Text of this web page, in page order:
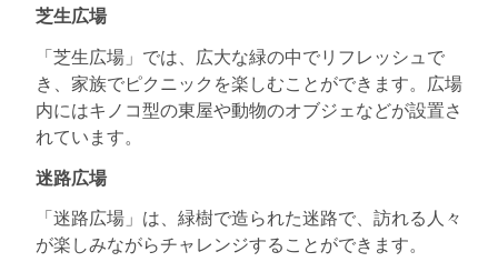
芝生広場
「芝生広場」では、広大な緑の中でリフレッシュで
き、家族でピクニックを楽しむことができます。広場
内にはキノコ型の東屋や動物のオブジェなどが設置さ
れています。
迷路広場
「迷路広場」は、緑樹で造られた迷路で、訪れる人々
が楽しみながらチャレンジすることができます。